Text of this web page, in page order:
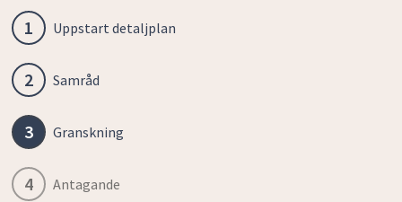
1 Uppstart detaljplan
2 Samråd
3 Granskning
4 Antagande